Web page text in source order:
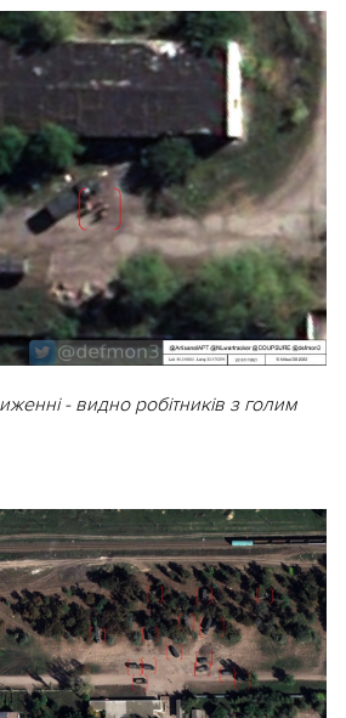
- видно робітників з голим